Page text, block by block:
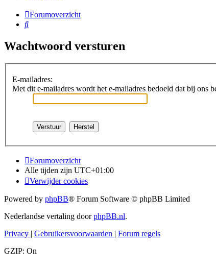
Forumoverzicht
Zoek
Wachtwoord versturen
E-mailadres:
Met dit e-mailadres wordt het e-mailadres bedoeld dat bij ons
Forumoverzicht
Alle tijden zijn UTC+01:00
Verwijder cookies
Powered by phpBB® Forum Software © phpBB Limited
Nederlandse vertaling doorphpBB.nl.
Privacy | Gebruikersvoorwaarden | Forum regels
GZIP: On